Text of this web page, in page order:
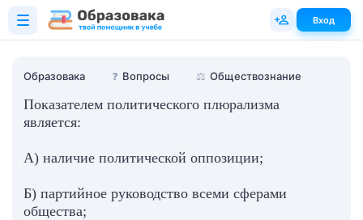
Образовака ❓ Вопросы ⚖️ Обществознание
Показателем политического плюрализма
является:
А) наличие политической оппозиции;
Б) партийное руководство всеми сферами
общества;
Вход